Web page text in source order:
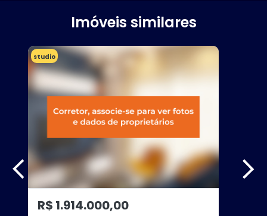
Imóveis similares
studio
R$ 1.914.000,00